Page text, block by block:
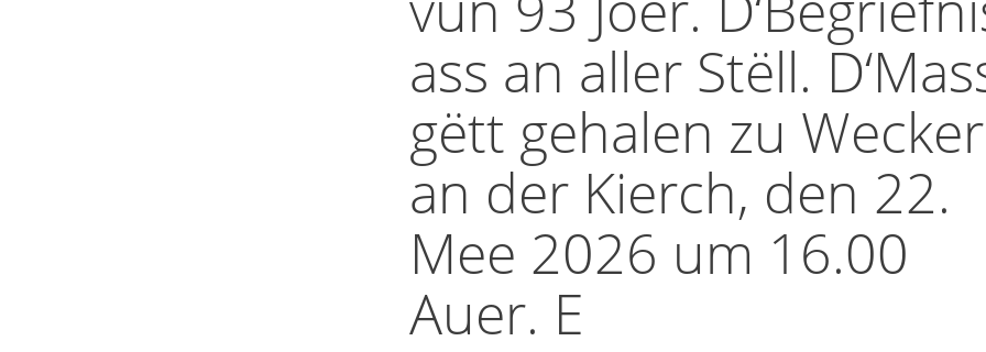
ass an aller Stëll.
gëtt gehalen zu Wecker
an der Kierch, den 22.
Mee 2026 um 16.00
Auer. E